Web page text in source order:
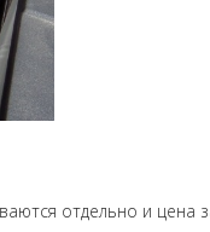
отдельно и цена